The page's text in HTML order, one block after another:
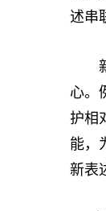
述串
新
心。
护相
能，
新表